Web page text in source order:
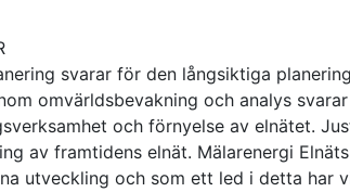
svarar för den långsiktiga
omvärldsbevakning och analys
och förnyelse av elnätet.
av framtidens elnät. Mälarenergi
utveckling och som ett led i detta har